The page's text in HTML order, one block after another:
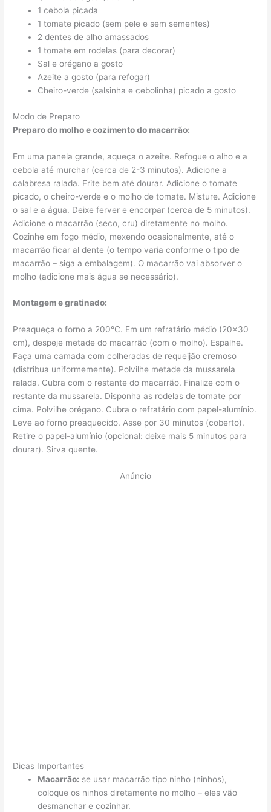
1 cebola picada
1 tomate picado (sem pele e sem sementes)
2 dentes de alho amassados
1 tomate em rodelas (para decorar)
Sal e orégano a gosto
Azeite a gosto (para refogar)
Cheiro-verde (salsinha e cebolinha) picado a gosto
Modo de Preparo
Preparo do molho e cozimento do macarrão:
Em uma panela grande, aqueça o azeite. Refogue o alho e a
cebola até murchar (cerca de 2-3 minutos). Adicione a
calabresa ralada. Frite bem até dourar. Adicione o tomate
picado, o cheiro-verde e o molho de tomate. Misture. Adicione
o sal e a água. Deixe ferver e encorpar (cerca de 5 minutos).
Adicione o macarrão (seco, cru) diretamente no molho.
Cozinhe em fogo médio, mexendo ocasionalmente, até o
macarrão ficar al dente (o tempo varia conforme o tipo de
macarrão – siga a embalagem). O macarrão vai absorver o
molho (adicione mais água se necessário).
Montagem e gratinado:
Preaqueça o forno a 200°C. Em um refratário médio (20×30
cm), despeje metade do macarrão (com o molho). Espalhe.
Faça uma camada com colheradas de requeijão cremoso
(distribua uniformemente). Polvilhe metade da mussarela
ralada. Cubra com o restante do macarrão. Finalize com o
restante da mussarela. Disponha as rodelas de tomate por
cima. Polvilhe orégano. Cubra o refratário com papel-alumínio.
Leve ao forno preaquecido. Asse por 30 minutos (coberto).
Retire o papel-alumínio (opcional: deixe mais 5 minutos para
dourar). Sirva quente.
Anúncio
Dicas Importantes
Macarrão: se usar macarrão tipo ninho (ninhos),
coloque os ninhos diretamente no molho – eles vão
desmanchar e cozinhar.